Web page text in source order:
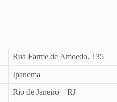
Rua Farme de Amoedo, 135
Ipanema
Rio de Janeiro – RJ